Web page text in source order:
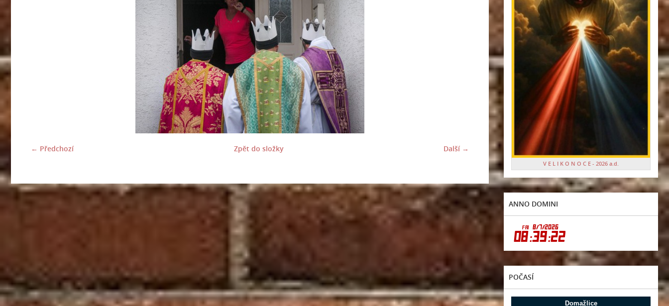
← Předchozí Další →
Zpět do složky
V E L I K O N O C E - 2026 a.d.
ANNO DOMINI
POČASÍ